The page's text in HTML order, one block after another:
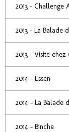
2013 - Challenge
2013 - La Balade
2013 - Visite
2014 - Essen
2014 - La Balade
2014 - Binche